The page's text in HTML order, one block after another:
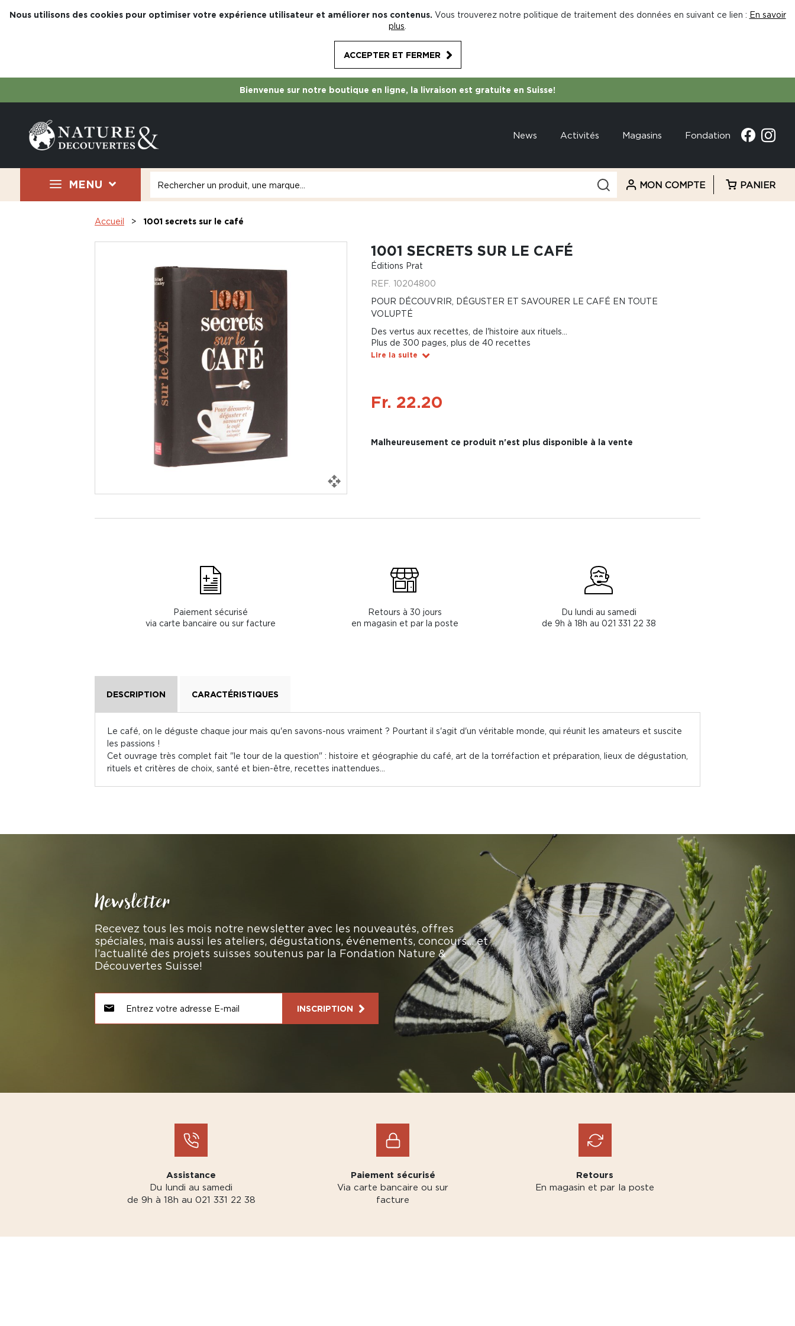
Nous utilisons des cookies pour optimiser votre expérience utilisateur et améliorer nos contenus. Vous trouverez notre politique de traitement des données en suivant ce lien : En savoir
plus
ACCEPTER ET FERMER
Bienvenue sur notre boutique en ligne, la livraison est gratuite en Suisse!
News Activités Magasins Fondation
MENU MON COMPTE PANIER
Accueil 1001 secrets sur le café
1001 SECRETS SUR LE CAFÉ
Éditions Prat
REF. 10204800
POUR DÉCOUVRIR, DÉGUSTER ET SAVOURER LE CAFÉ EN TOUTE
VOLUPTÉ
Des vertus aux recettes, de l'histoire aux rituels...
Plus de 300 pages, plus de 40 recettes
Lire la suite
Fr. 22.20
Malheureusement ce produit n'est plus disponible à la vente
Paiement sécurisé
via carte bancaire ou sur facture
Retours à 30 jours
en magasin et par la poste
Du lundi au samedi
de 9h à 18h au 021 331 22 38
DESCRIPTION CARACTÉRISTIQUES
Le café, on le déguste chaque jour mais qu'en savons-nous vraiment ? Pourtant il s'agit d'un véritable monde, qui réunit les amateurs et suscite
les passions !
Cet ouvrage très complet fait "le tour de la question" : histoire et géographie du café, art de la torréfaction et préparation, lieux de dégustation,
rituels et critères de choix, santé et bien-être, recettes inattendues...
Newsletter
Recevez tous les mois notre newsletter avec les nouveautés, offres
spéciales, mais aussi les ateliers, dégustations, événements, concours… et
l’actualité des projets suisses soutenus par la Fondation Nature &
Découvertes Suisse!
INSCRIPTION
Assistance
Du lundi au samedi
de 9h à 18h au 021 331 22 38
Paiement sécurisé
Via carte bancaire ou sur
facture
Retours
En magasin et par la poste